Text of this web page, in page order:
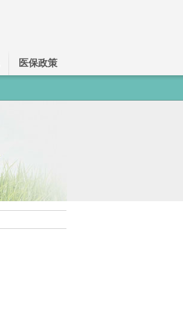
医保政策